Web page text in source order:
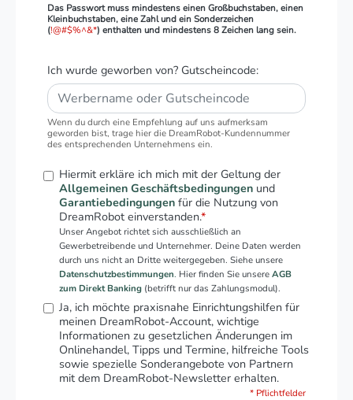
Das Passwort muss mindestens einen Großbuchstaben, einen
Kleinbuchstaben, eine Zahl und ein Sonderzeichen
(!@#$%^&*) enthalten und mindestens 8 Zeichen lang sein.
Ich wurde geworben von? Gutscheincode:
Wenn du durch eine Empfehlung auf uns aufmerksam
geworden bist, trage hier die DreamRobot-Kundennummer
des entsprechenden Unternehmens ein.
Hiermit erkläre ich mich mit der Geltung der
Allgemeinen Geschäftsbedingungen und
Garantiebedingungen für die Nutzung von
DreamRobot einverstanden.*
Unser Angebot richtet sich ausschließlich an
Gewerbetreibende und Unternehmer. Deine Daten werden
durch uns nicht an Dritte weitergegeben. Siehe unsere
Datenschutzbestimmungen. Hier finden Sie unsereAGB
zum Direkt Banking (betrifft nur das Zahlungsmodul).
Ja, ich möchte praxisnahe Einrichtungshilfen für
meinen DreamRobot-Account, wichtige
Informationen zu gesetzlichen Änderungen im
Onlinehandel, Tipps und Termine, hilfreiche Tools
sowie spezielle Sonderangebote von Partnern
mit dem DreamRobot-Newsletter erhalten.
* Pflichtfelder